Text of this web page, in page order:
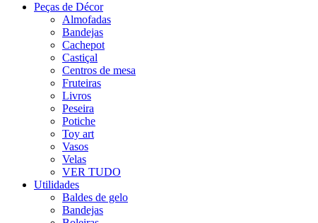
Peças de Décor
Almofadas
Bandejas
Cachepot
Castiçal
Centros de mesa
Fruteiras
Livros
Peseira
Potiche
Toy art
Vasos
Velas
VER TUDO
Utilidades
Baldes de gelo
Bandejas